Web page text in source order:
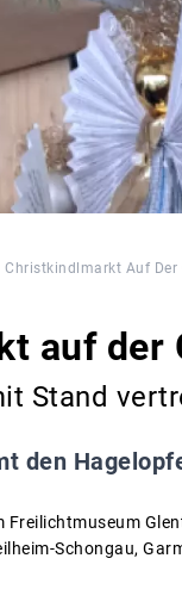
Christkindlmarkt Auf Der
auf der
Stand
den
Freilichtmuseum
Schongau,